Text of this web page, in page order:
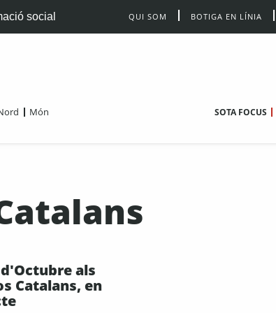
social QUI SOM BOTIGA EN LÍNIA
Món SOTA FOCUS
d'Octubre als
Catalans, en